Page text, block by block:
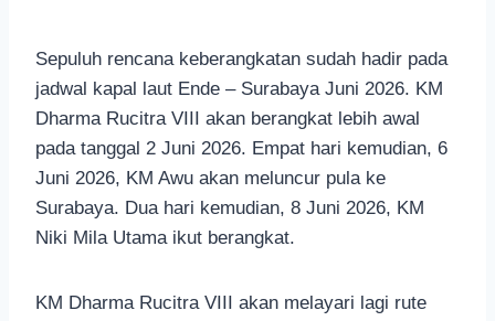
Sepuluh rencana keberangkatan sudah hadir pada
jadwal kapal laut Ende – Surabaya Juni 2026. KM
Dharma Rucitra VIII akan berangkat lebih awal
pada tanggal 2 Juni 2026. Empat hari kemudian, 6
Juni 2026, KM Awu akan meluncur pula ke
Surabaya. Dua hari kemudian, 8 Juni 2026, KM
Niki Mila Utama ikut berangkat.
KM Dharma Rucitra VIII akan melayari lagi rute